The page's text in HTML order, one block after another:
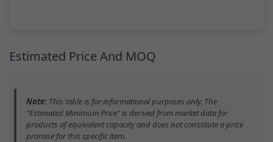
Estimated Price And MOQ
Note: This table is for informational purposes only. The
"Estimated Minimum Price" is derived from market data for
products of equivalent capacity and does not constitute a price
promise for this specific item.